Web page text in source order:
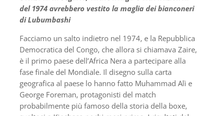
del 1974 avrebbero vestito la maglia dei bianconeri
di Lubumbashi
Facciamo un salto indietro nel 1974, e la Repubblica
Democratica del Congo, che allora si chiamava Zaire,
è il primo paese dell’Africa Nera a partecipare alla
fase finale del Mondiale. Il disegno sulla carta
geografica al paese lo hanno fatto Muhammad Alì e
George Foreman, protagonisti del match
probabilmente più famoso della storia della boxe,